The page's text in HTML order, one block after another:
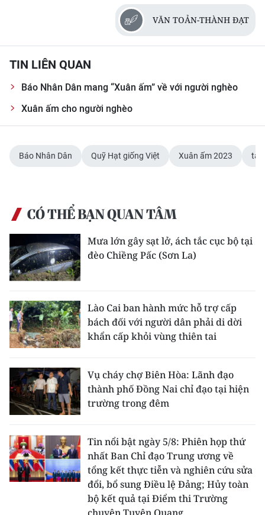
VĂN TOẢN-THÀNH ĐẠT
TIN LIÊN QUAN
Báo Nhân Dân mang “Xuân ấm” về với người nghèo
Xuân ấm cho người nghèo
Báo Nhân Dân Quỹ Hạt giống Việt Xuân ấm 2023
CÓ THỂ BẠN QUAN TÂM
Mưa lớn gây sạt lở, ách tắc cục bộ tại
đèo Chiềng Pấc (Sơn La)
Lào Cai ban hành mức hỗ trợ cấp
bách đối với người dân phải di dời
khẩn cấp khỏi vùng thiên tai
Vụ cháy chợ Biên Hòa: Lãnh đạo
thành phố Đồng Nai chỉ đạo tại hiện
trường trong đêm
Tin nổi bật ngày 5/8: Phiên họp thứ
nhất Ban Chỉ đạo Trung ương về
tổng kết thực tiễn và nghiên cứu sửa
đổi, bổ sung Điều lệ Đảng; Hủy toàn
bộ kết quả tại Điểm thi Trường